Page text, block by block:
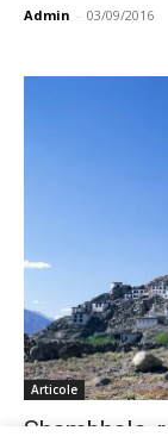
Admin - 03/09/2016
Articole
Shambhala,